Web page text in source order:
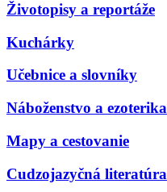
Životopisy a reportáže
Kuchárky
Učebnice a slovníky
Náboženstvo a ezoterika
Mapy a cestovanie
Cudzojazyčná literatúra